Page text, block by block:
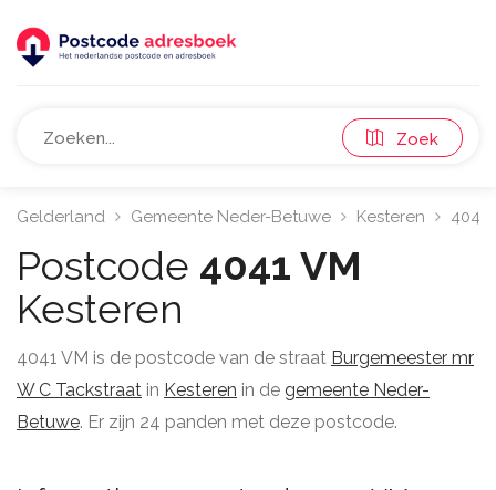
Zoek
Gelderland Gemeente Neder-Betuwe Kesteren 4041
Postcode 4041 VM
Kesteren
4041 VM is de postcode van de straat Burgemeester mr
W C Tackstraat in Kesteren in de gemeente Neder-
Betuwe. Er zijn 24 panden met deze postcode.